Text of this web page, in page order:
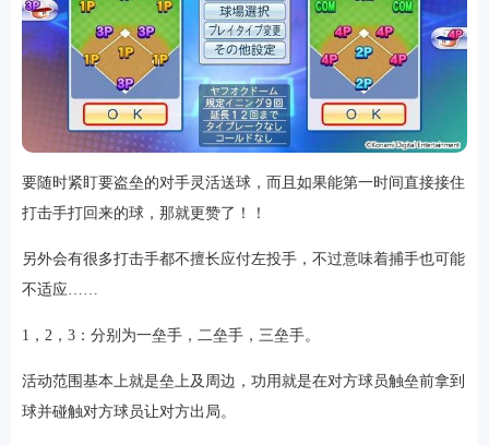
要随时紧盯要盗垒的对手灵活送球，而且如果能第一时间直接接住
打击手打回来的球，那就更赞了！！
另外会有很多打击手都不擅长应付左投手，不过意味着捕手也可能
不适应……
1，2，3：分别为一垒手，二垒手，三垒手。
活动范围基本上就是垒上及周边，功用就是在对方球员触垒前拿到
球并碰触对方球员让对方出局。